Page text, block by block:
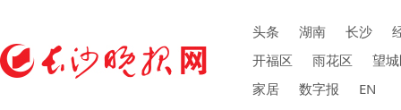
头条 湖南 长沙
开福区
雨花区
望
家居
数字报 EN